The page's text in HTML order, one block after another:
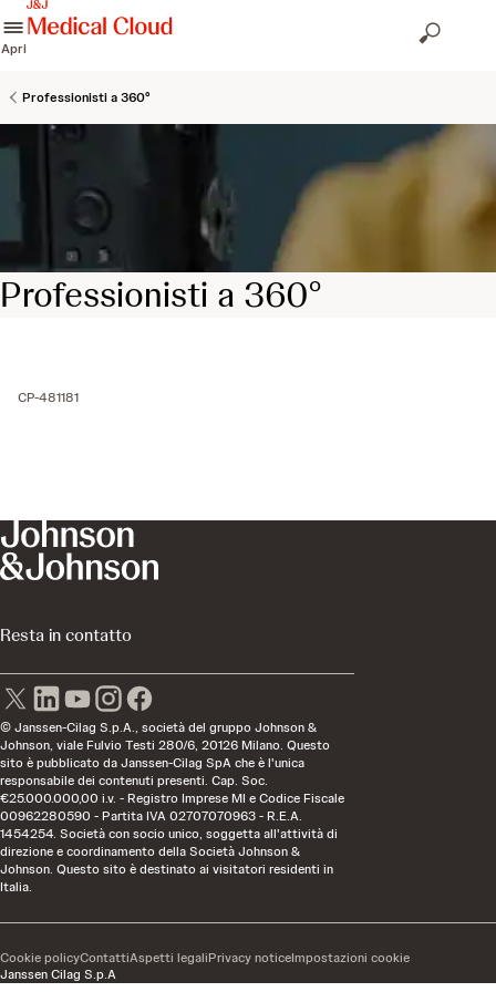
Apri
Professionisti a 360°
Professionisti a 360°
CP-481181
Resta in contatto
© Janssen-Cilag S.p.A., società del gruppo Johnson &
Johnson, viale Fulvio Testi 280/6, 20126 Milano. Questo
sito è pubblicato da Janssen-Cilag SpA che è l'unica
responsabile dei contenuti presenti. Cap. Soc.
€25.000.000,00 i.v. - Registro Imprese MI e Codice Fiscale
00962280590 - Partita IVA 02707070963 - R.E.A.
1454254. Società con socio unico, soggetta all'attività di
direzione e coordinamento della Società Johnson &
Johnson. Questo sito è destinato ai visitatori residenti in
Italia.
Janssen Cilag S.p.A
Cookie policyContattiAspetti legaliPrivacy noticeImpostazioni cookie